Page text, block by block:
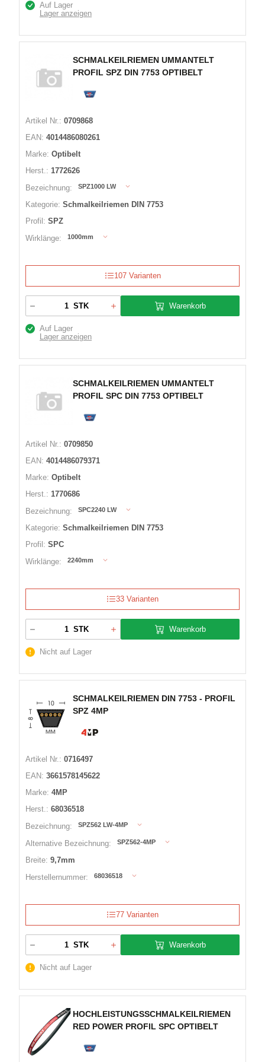
Auf Lager
Lager anzeigen
SCHMALKEILRIEMEN UMMANTELT
PROFIL SPZ DIN 7753 OPTIBELT
Artikel Nr.: 0709868
EAN: 4014486080261
Marke: Optibelt
Herst.: 1772626
Bezeichnung:
SPZ1000 LW
Kategorie: Schmalkeilriemen DIN 7753
Profil: SPZ
Wirklänge:
1000mm
107 Varianten
STK Warenkorb
Auf Lager
Lager anzeigen
SCHMALKEILRIEMEN UMMANTELT
PROFIL SPC DIN 7753 OPTIBELT
Artikel Nr.: 0709850
EAN: 4014486079371
Marke: Optibelt
Herst.: 1770686
Bezeichnung:
SPC2240 LW
Kategorie: Schmalkeilriemen DIN 7753
Profil: SPC
Wirklänge:
2240mm
33 Varianten
STK Warenkorb
Nicht auf Lager
SCHMALKEILRIEMEN DIN 7753 - PROFIL
SPZ 4MP
Artikel Nr.: 0716497
EAN: 3661578145622
Marke: 4MP
Herst.: 68036518
Bezeichnung:
SPZ562 LW-4MP
Alternative Bezeichnung: SPZ562-4MP
Breite: 9,7mm
Herstellernummer:
68036518
77 Varianten
STK Warenkorb
Nicht auf Lager
HOCHLEISTUNGSSCHMALKEILRIEMEN
RED POWER PROFIL SPC OPTIBELT